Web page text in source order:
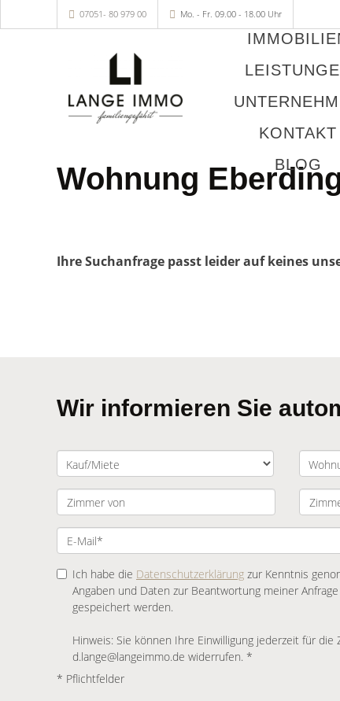
07051- 80 979 00 Mo. - Fr. 09.00 - 18.00 Uhr
KONTAKT
BLOG
Wohnung
Ihre Suchanfrage passt leider auf keines
Wir informieren Sie
Ich habe die Datenschutzerklärung zur Kenntnis
Angaben und Daten zur Beantwortung meiner
gespeichert werden.
Hinweis: Sie können Ihre Einwilligung jederzeit für die
d.lange@langeimmo.de widerrufen. *
* Pflichtfelder